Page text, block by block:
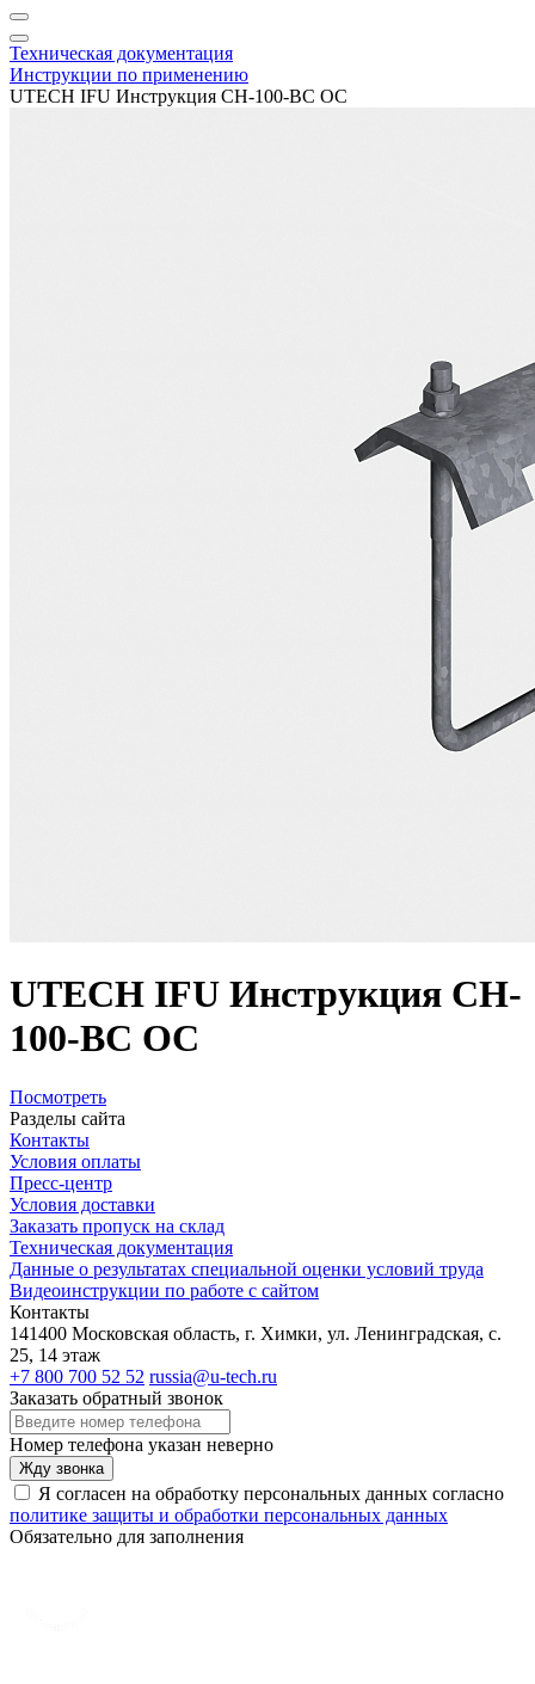
Техническая документация
Инструкции по применению
UTECH IFU Инструкция CH-100-BC OC
UTECH IFU Инструкция CH-
100-BC OC
Посмотреть
Разделы сайта
Контакты
Условия оплаты
Пресс-центр
Условия доставки
Заказать пропуск на склад
Техническая документация
Данные о результатах специальной оценки условий труда
Видеоинструкции по работе с сайтом
Контакты
141400 Московская область, г. Химки, ул. Ленинградская, с.
25, 14 этаж
+7 800 700 52 52 russia@u-tech.ru
Заказать обратный звонок
Номер телефона указан неверно
Жду звонка
Я согласен на обработку персональных данных согласно
политике защиты и обработки персональных данных
Обязательно для заполнения